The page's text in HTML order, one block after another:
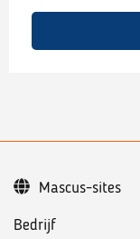
Bedrijf
Mascus-sites